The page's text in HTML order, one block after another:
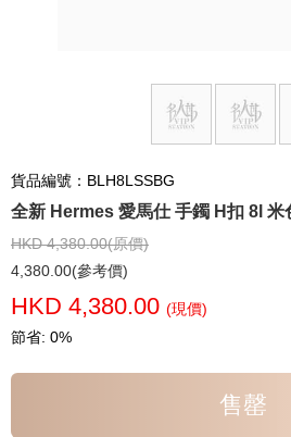
貨品編號：BLH8LSSBG
全新 Hermes 愛馬仕 手鐲 H扣 8l 米
HKD 4,380.00(原價)
4,380.00(參考價)
HKD 4,380.00 (現價)
節省: 0%
售罄